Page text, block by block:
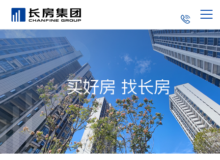
走进长房
新闻中心
党的建设
长房产品
产业结构
集团简介
企业文化
董事长致辞
长房荣誉
成长历程
联系我们